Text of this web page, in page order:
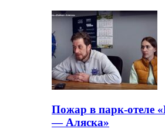
Пожар в парк-отеле
— Аляска»